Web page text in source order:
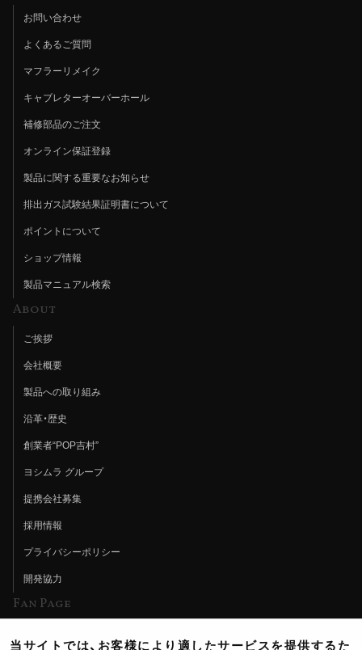
お問い合わせ
よくあるご質問
マフラーリメイク
キャブレターオーバーホール
補修部品のご注文
オンライン保証登録
製品に関する重要なお知らせ
排出ガス試験結果証明書について
ポイントについて
ショップ情報
製品マニュアル検索
About
ご挨拶
会社概要
製品への取り組み
沿革・歴史
創業者“POP吉村”
ヨシムラ グループ
提携会社募集
採用情報
プライバシーポリシー
開発協力
Fan Page
当サイトでは、お客様により適したサービスを提供するた